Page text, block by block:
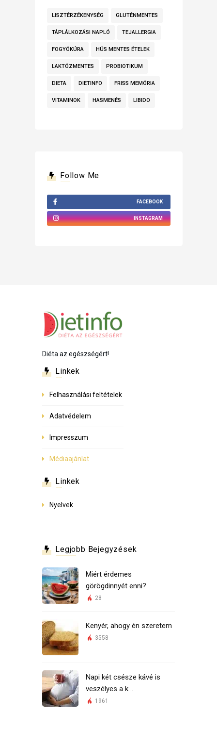
LISZTÉRZÉKENYSÉG GLUTÉNMENTES
TÁPLÁLKOZÁSI NAPLÓ TEJALLERGIA
FOGYÓKÚRA HÚS MENTES ÉTELEK
LAKTÓZMENTES PROBIOTIKUM
DIETA DIETINFO FRISS MEMÓRIA
VITAMINOK HASMENÉS LIBIDO
Follow Me
FACEBOOK
INSTAGRAM
Diéta az egészségért!
Linkek
Felhasználási feltételek
Adatvédelem
Impresszum
Médiaajánlat
Linkek
Nyelvek
Legjobb Bejegyzések
Miért érdemes
görögdinnyét enni?
28
Kenyér, ahogy én szeretem
3558
Napi két csésze kávé is
veszélyes a k ..
1961